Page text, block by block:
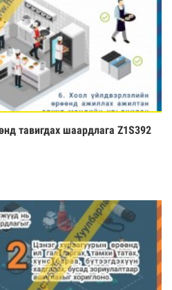
Үзэх
тавигдах шаардлага Z1S392